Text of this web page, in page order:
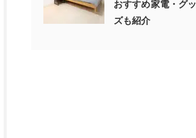
おすすめ家電・グッ
ズも紹介